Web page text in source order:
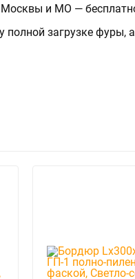
Москвы и МО —
загрузке фуры,